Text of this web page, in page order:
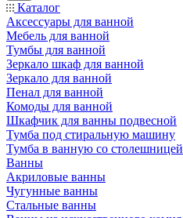
Каталог
Аксессуары для ванной
Мебель для ванной
Тумбы для ванной
Зеркало шкаф для ванной
Зеркало для ванной
Пенал для ванной
Комоды для ванной
Шкафчик для ванны подвесной
Тумба под стиральную машину
Тумба в ванную со столешницей
Ванны
Акриловые ванны
Чугунные ванны
Стальные ванны